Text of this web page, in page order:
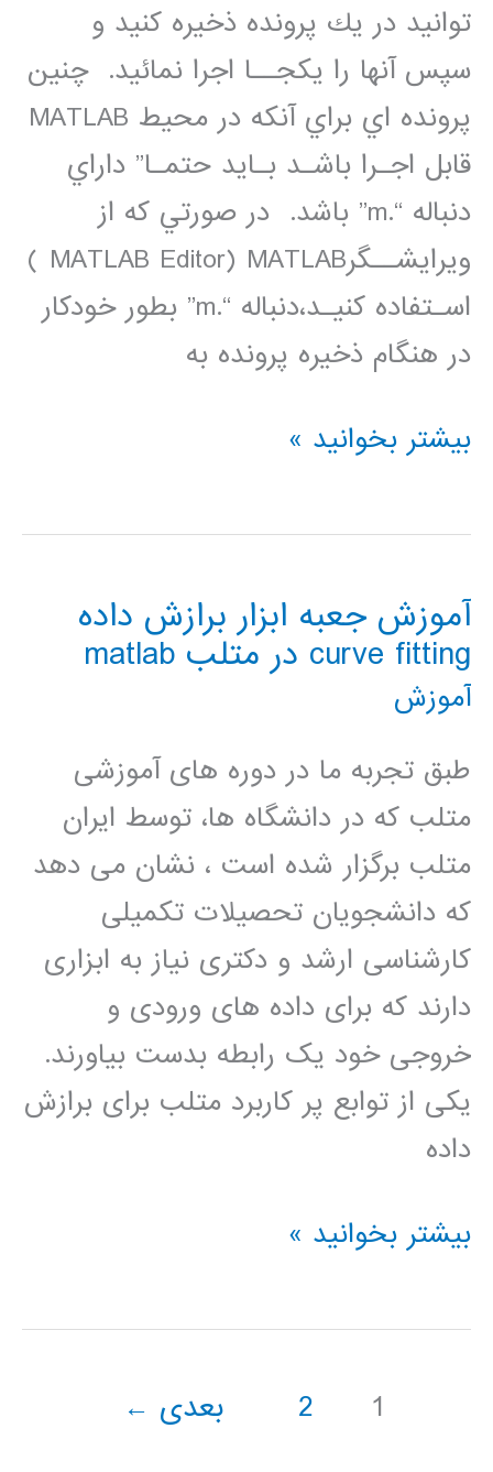
توانيد در يك پرونده ذخيره كنيد و
سپس آنها را يكجــا اجرا نمائيد. چنين
پرونده اي براي آنكه در محيط MATLAB
قابل اجـرا باشـد بـايد حتمـا” داراي
دنباله “.m” باشد. در صورتي كه از
ويرايشــگرMATLAB Editor) MATLAB )
اسـتفاده كنيـد،دنباله “.m” بطور خودكار
در هنگام ذخيره پرونده به
برنامه
(m-
در
متلب
بیشتر بخوانید »
آموزش جعبه ابزار برازش داده
curve fitting در متلب matlab
آموزش
طبق تجربه ما در دوره های آموزشی
متلب که در دانشگاه ها، توسط ایران
متلب برگزار شده است ، نشان می دهد
که دانشجویان تحصیلات تکمیلی
کارشناسی ارشد و دکتری نیاز به ابزاری
دارند که برای داده های ورودی و
خروجی خود یک رابطه بدست بیاورند.
یکی از توابع پر کاربرد متلب برای برازش
داده
آموزش
ابزار
بیشتر بخوانید »
1
2 بعدی ←